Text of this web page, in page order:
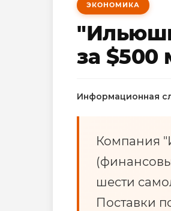
ЭКОНОМИКА
за $500
Информационная
Компания
шести
Поставки